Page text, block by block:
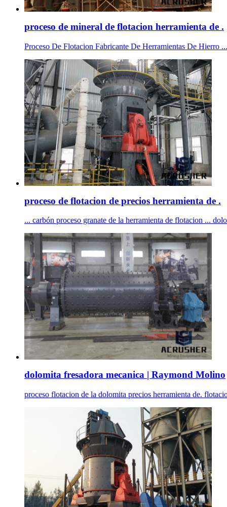
proceso de mineral de flotacion herramienta de .
Proceso De Flotacion Fabricante De Herramientas De Hierro
proceso de flotacion de precios herramienta de .
... carbón proceso granate de la herramienta de flotacion ...
dolomita fresadora mecanica | Raymond Molino
proceso flotacion de la dolomita precios herramienta de.